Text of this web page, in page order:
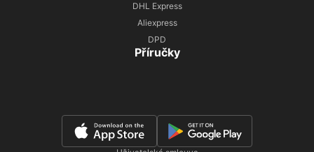
DHL Express
Aliexpress
DPD
Příručky